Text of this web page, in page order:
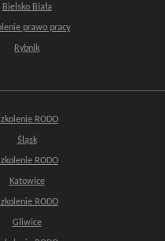
Bielsko Biała
prawo pracy
Rybnik
RODO
Śląsk
RODO
Katowice
RODO
Gliwice